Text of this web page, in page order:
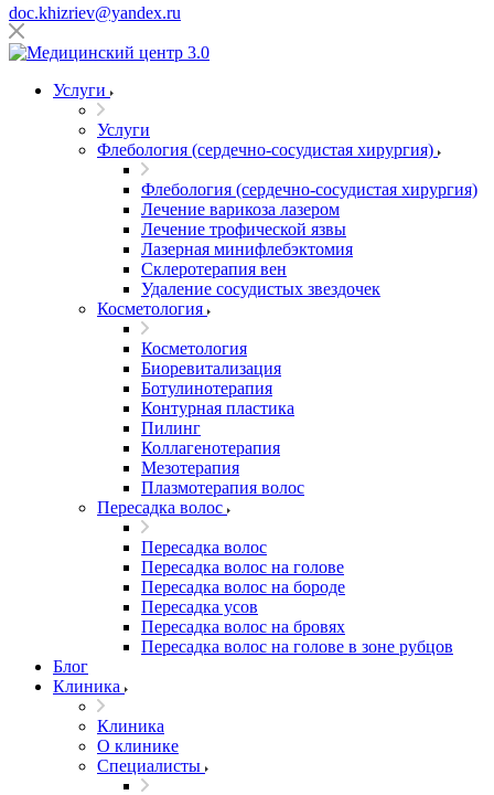
doc.khizriev@yandex.ru
Услуги
Услуги
Флебология (сердечно-сосудистая хирургия)
Флебология (сердечно-сосудистая хирургия)
Лечение варикоза лазером
Лечение трофической язвы
Лазерная минифлебэктомия
Cклеротерапия вен
Удаление сосудистых звездочек
Косметология
Косметология
Биоревитализация
Ботулинотерапия
Контурная пластика
Пилинг
Коллагенотерапия
Мезотерапия
Плазмотерапия волос
Пересадка волос
Пересадка волос
Пересадка волос на голове
Пересадка волос на бороде
Пересадка усов
Пересадка волос на бровях
Пересадка волос на голове в зоне рубцов
Блог
Клиника
Клиника
О клинике
Специалисты